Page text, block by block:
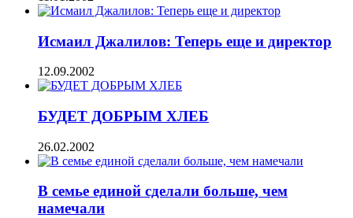
Исмаил Джалилов: Теперь еще и директор
12.09.2002
БУДЕТ ДОБРЫМ ХЛЕБ
26.02.2002
В семье единой сделали больше, чем
намечали